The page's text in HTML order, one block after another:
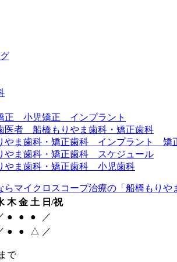
小児矯正 インプラント
医者 船橋もりやま歯科・矯正歯科
やま歯科・矯正歯科 インプラント 矯
やま歯科・矯正歯科 スケジュール
やま歯科・矯正歯科 小児歯科
木 金 土 日/祝
● ● ●
／
● ● △ ／
で